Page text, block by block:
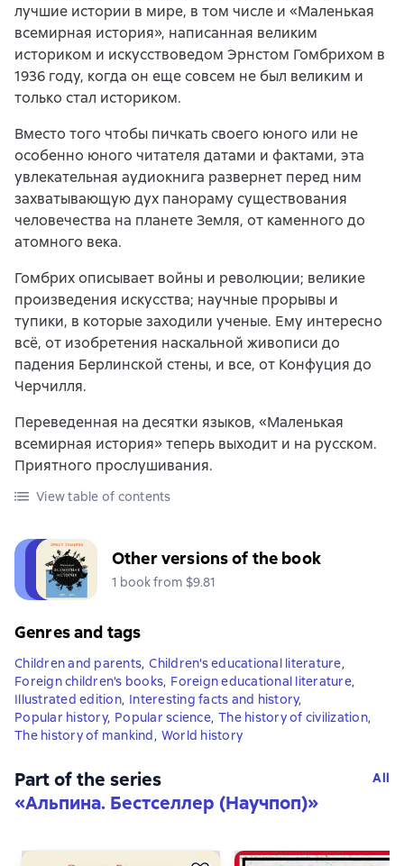
лучшие истории в мире, в том числе и «Маленькая
всемирная история», написанная великим
историком и искусствоведом Эрнстом Гомбрихом в
1936 году, когда он еще совсем не был великим и
только стал историком.
Вместо того чтобы пичкать своего юного или не
особенно юного читателя датами и фактами, эта
увлекательная аудиокнига развернет перед ним
захватывающую дух панораму существования
человечества на планете Земля, от каменного до
атомного века.
Гомбрих описывает войны и революции; великие
произведения искусства; научные прорывы и
тупики, в которые заходили ученые. Ему интересно
всё, от изобретения наскальной живописи до
падения Берлинской стены, и все, от Конфуция до
Черчилля.
Переведенная на десятки языков, «Маленькая
всемирная история» теперь выходит и на русском.
Приятного прослушивания.
View table of contents
Other versions of the book
1 book from $9.81
Genres and tags
Children and parents, Children's educational literature,
Foreign children's books, Foreign educational literature,
Illustrated edition, Interesting facts and history,
Popular history, Popular science, The history of civilization,
The history of mankind, World history
Part of the series
«Альпина. Бестселлер (Научпоп)»
All